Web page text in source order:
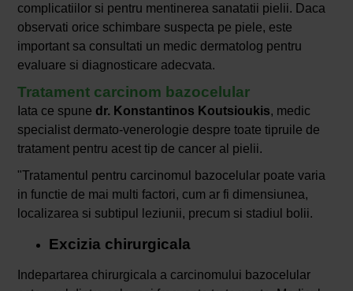
complicatiilor si pentru mentinerea sanatatii pielii. Daca
observati orice schimbare suspecta pe piele, este
important sa consultati un medic dermatolog pentru
evaluare si diagnosticare adecvata.
Tratament carcinom bazocelular
Iata ce spune dr. Konstantinos Koutsioukis, medic
specialist dermato-venerologie despre toate tipruile de
tratament pentru acest tip de cancer al pielii.
"Tratamentul pentru carcinomul bazocelular poate varia
in functie de mai multi factori, cum ar fi dimensiunea,
localizarea si subtipul leziunii, precum si stadiul bolii.
Excizia chirurgicala
Indepartarea chirurgicala a carcinomului bazocelular